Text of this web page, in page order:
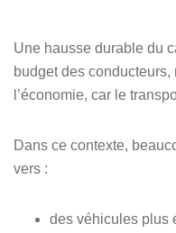
Une hausse durable du
budget des
l’économie, car le
Dans ce contexte,
vers :
des véhicules plus